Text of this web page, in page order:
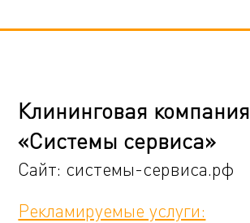
Клининговая компания
«Системы сервиса»
Сайт: системы-сервиса.рф
Рекламируемые услуги: